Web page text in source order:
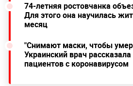
74-летняя ростовчанка
Для этого она научилась
месяц
"Снимают маски, чтобы
Украинский врач
пациентов с коронавирусом